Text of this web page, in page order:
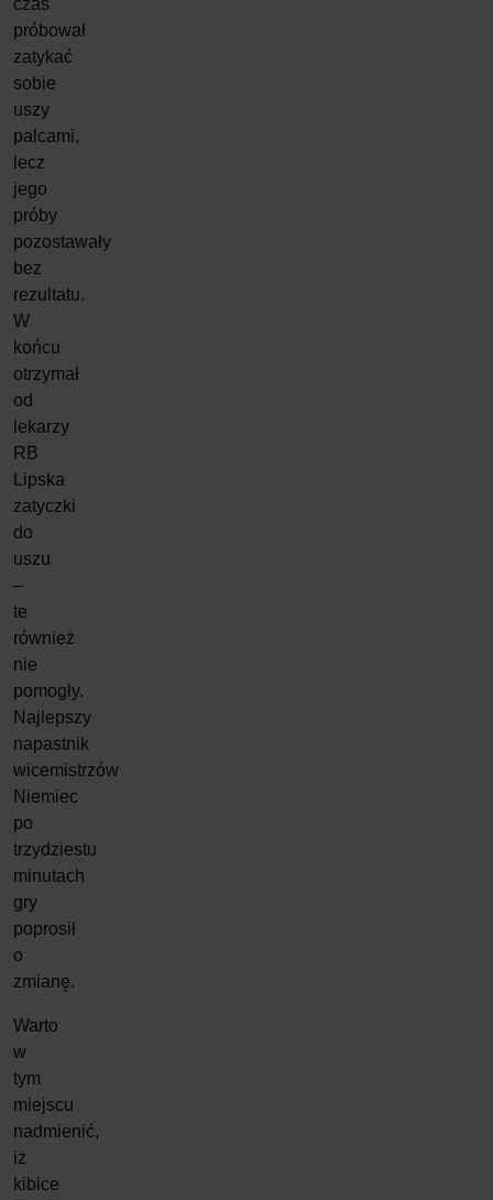
czas
próbował
zatykać
sobie
uszy
palcami,
lecz
jego
próby
pozostawały
bez
rezultatu.
W
końcu
otrzymał
od
lekarzy
RB
Lipska
zatyczki
do
uszu
–
te
również
nie
pomogły.
Najlepszy
napastnik
wicemistrzów
Niemiec
po
trzydziestu
minutach
gry
poprosił
o
zmianę.
Warto
w
tym
miejscu
nadmienić,
iż
kibice